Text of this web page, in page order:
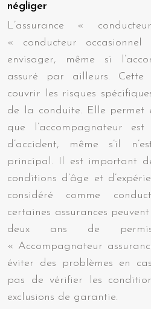
négliger
L’assurance «
« conducteur
envisager, même si
assuré par ailleurs. Cette
couvrir les risques
de la conduite. Elle permet
que l’accompagnateur
d’accident, même s’il
principal. Il est important
conditions d’âge et
considéré comme
certaines assurances
deux ans de
« Accompagnateur
éviter des problèmes en
pas de vérifier les
exclusions de garantie.